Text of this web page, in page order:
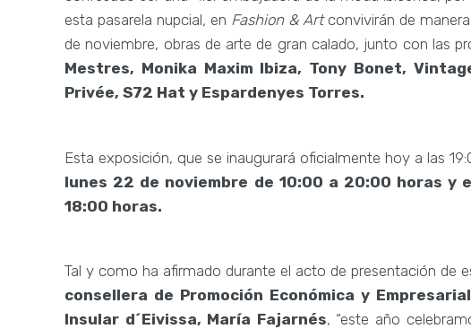
esta pasarela nupcial, en Fashion & Art convivirán de
de noviembre, obras de arte de gran calado, junto con las
Mestres, Monika Maxim Ibiza, Tony Bonet,
Privée, S72 Hat y Espardenyes Torres.
Esta exposición, que se inaugurará oficialmente hoy a las
lunes 22 de noviembre de 10:00 a 20:00 horas y
18:00 horas.
Tal y como ha afirmado durante el acto de presentación de
consellera de Promoción Económica y
Insular d´Eivissa, María Fajarnés, “este año